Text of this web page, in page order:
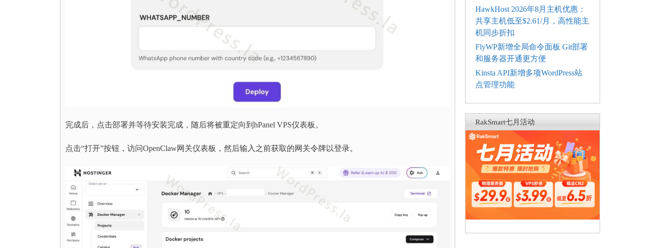
完成后，点击部署并等待安装完成，随后将被重定向到hPanel VPS仪表板。
点击“打开”按钮，访问OpenClaw网关仪表板，然后输入之前获取的网关令牌以登录。
HawkHost 2026年8月主机优惠：
共享主机低至$2.61/月，高性能主
机同步折扣
FlyWP新增全局命令面板 Git部署
和服务器开通更方便
Kinsta API新增多项WordPress站
点管理功能
RakSmart七月活动